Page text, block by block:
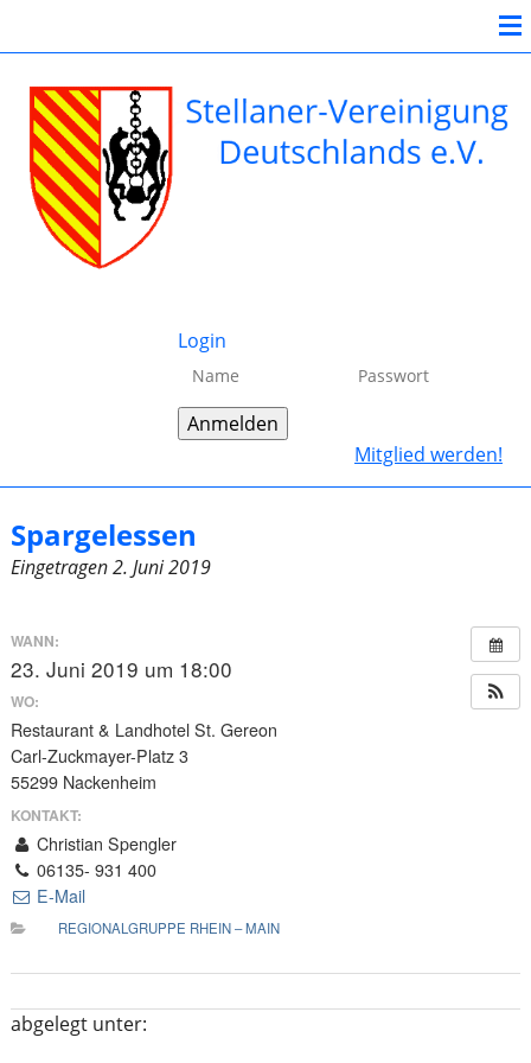
Login
Mitglied werden!
Spargelessen
Eingetragen2. Juni 2019
WANN:
23. Juni 2019 um 18:00
WO:
Restaurant & Landhotel St. Gereon
Carl-Zuckmayer-Platz 3
55299 Nackenheim
KONTAKT:
Christian Spengler
06135- 931 400
E-Mail
REGIONALGRUPPE RHEIN – MAIN
abgelegt unter: